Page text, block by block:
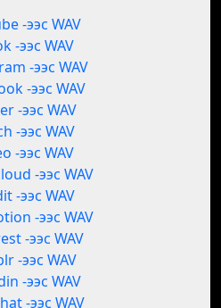
-ээс WAV
-ээс WAV
-ээс WAV
-ээс WAV
-ээс WAV
-ээс WAV
-ээс WAV
-ээс WAV
-ээс WAV
-ээс WAV
-ээс WAV
-ээс WAV
-ээс WAV
-ээс WAV